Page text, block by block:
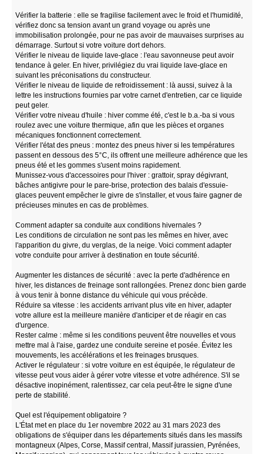
Vérifier la batterie : elle se fragilise facilement avec le froid et l'humidité,
vérifiez donc sa tension avant un grand voyage ou après une
immobilisation prolongée, pour ne pas avoir de mauvaises surprises au
démarrage. Surtout si votre voiture dort dehors.
Vérifier le niveau de liquide lave-glace : l'eau savonneuse peut avoir
tendance à geler. En hiver, privilégiez du vrai liquide lave-glace en
suivant les préconisations du constructeur.
Vérifier le niveau de liquide de refroidissement : là aussi, suivez à la
lettre les instructions fournies par votre carnet d'entretien, car ce liquide
peut geler.
Vérifier votre niveau d'huile : hiver comme été, c'est le b.a.-ba si vous
roulez avec une voiture thermique, afin que les pièces et organes
mécaniques fonctionnent correctement.
Vérifier l'état des pneus : montez des pneus hiver si les températures
passent en dessous des 5°C, ils offrent une meilleure adhérence que les
pneus été et les gommes s'usent moins rapidement.
Munissez-vous d'accessoires pour l'hiver : grattoir, spray dégivrant,
bâches antigivre pour le pare-brise, protection des balais d'essuie-
glaces peuvent empêcher le givre de s'installer, et vous faire gagner de
précieuses minutes en cas de problèmes.
Comment adapter sa conduite aux conditions hivernales ?
Les conditions de circulation ne sont pas les mêmes en hiver, avec
l'apparition du givre, du verglas, de la neige. Voici comment adapter
votre conduite pour arriver à destination en toute sécurité.
Augmenter les distances de sécurité : avec la perte d'adhérence en
hiver, les distances de freinage sont rallongées. Prenez donc bien garde
à vous tenir à bonne distance du véhicule qui vous précède.
Réduire sa vitesse : les accidents arrivant plus vite en hiver, adapter
votre allure est la meilleure manière d'anticiper et de réagir en cas
d'urgence.
Rester calme : même si les conditions peuvent être nouvelles et vous
mettre mal à l'aise, gardez une conduite sereine et posée. Évitez les
mouvements, les accélérations et les freinages brusques.
Activer le régulateur : si votre voiture en est équipée, le régulateur de
vitesse peut vous aider à gérer votre vitesse et votre adhérence. S'il se
désactive inopinément, ralentissez, car cela peut-être le signe d'une
perte de stabilité.
Quel est l'équipement obligatoire ?
L'État met en place du 1er novembre 2022 au 31 mars 2023 des
obligations de s'équiper dans les départements situés dans les massifs
montagneux (Alpes, Corse, Massif central, Massif jurassien, Pyrénées,